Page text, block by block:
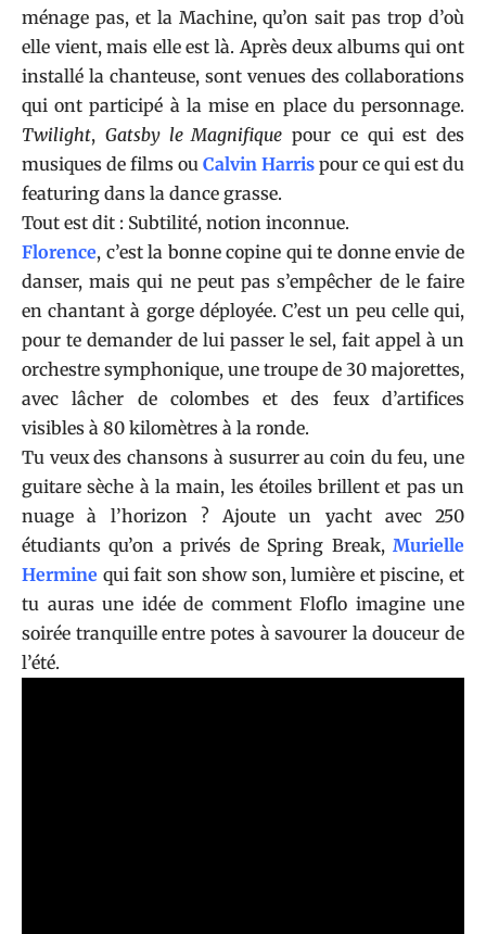
ménage pas, et la Machine, qu’on sait pas trop d’où
elle vient, mais elle est là. Après deux albums qui ont
installé la chanteuse, sont venues des collaborations
qui ont participé à la mise en place du personnage.
Twilight, Gatsby le Magnifique pour ce qui est des
musiques de films ou Calvin Harris pour ce qui est du
featuring dans la dance grasse.
Tout est dit : Subtilité, notion inconnue.
Florence, c’est la bonne copine qui te donne envie de
danser, mais qui ne peut pas s’empêcher de le faire
en chantant à gorge déployée. C’est un peu celle qui,
pour te demander de lui passer le sel, fait appel à un
orchestre symphonique, une troupe de 30 majorettes,
avec lâcher de colombes et des feux d’artifices
visibles à 80 kilomètres à la ronde.
Tu veux des chansons à susurrer au coin du feu, une
guitare sèche à la main, les étoiles brillent et pas un
nuage à l’horizon ? Ajoute un yacht avec 250
étudiants qu’on a privés de Spring Break, Murielle
Hermine qui fait son show son, lumière et piscine, et
tu auras une idée de comment Floflo imagine une
soirée tranquille entre potes à savourer la douceur de
l’été.